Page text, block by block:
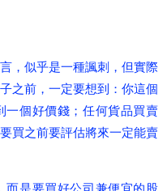
，似乎是一種諷刺，但實際
之前，一定要想到：你這個
一個好價錢；任何貨品買賣
買之前要評估將來一定能賣
而是要買好公司兼便宜的股